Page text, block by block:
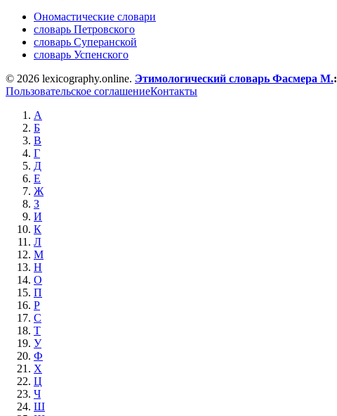
Ономастические словари
словарь Петровского
словарь Суперанской
словарь Успенского
© 2026 lexicography.online. Этимологический словарь Фасмера М.:
Пользовательское соглашениеКонтакты
А
Б
В
Г
Д
Е
Ж
З
И
К
Л
М
Н
О
П
Р
С
Т
У
Ф
Х
Ц
Ч
Ш